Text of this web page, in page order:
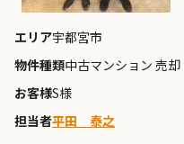
エリア宇都宮市
物件種類中古マンション 売却
お客様S様
担当者平田 泰之